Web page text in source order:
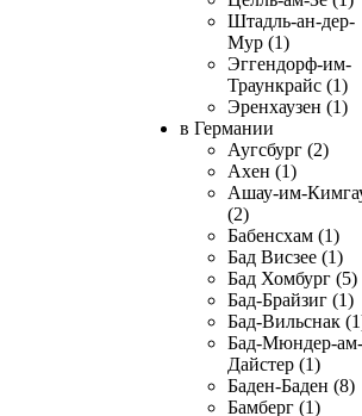
Штадль-ан-дер-
Мур (1)
Эггендорф-им-
Траункрайс (1)
Эренхаузен (1)
в Германии
Аугсбург (2)
Ахен (1)
Ашау-им-
(2)
Бабенсхам (1)
Бад Висзее (1)
Бад Хомбург (5)
Бад-Брайзиг (1)
Бад-Вильснак
Бад-Мюндер-ам-
Дайстер (1)
Баден-Баден (8)
Бамберг (1)